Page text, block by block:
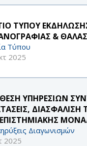
ΤΥΠΟΥ
&
Τύπου
2025
ΥΠΗΡΕΣΙΩΝ
Διαγωνισμών
2025